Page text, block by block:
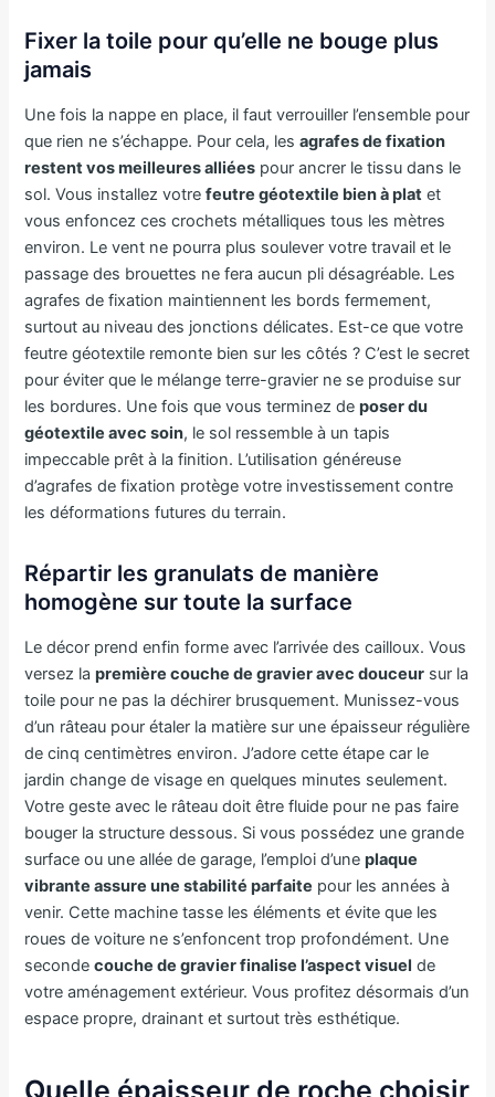
Fixer la toile pour qu’elle ne bouge plus
jamais
Une fois la nappe en place, il faut verrouiller l’ensemble pour
que rien ne s’échappe. Pour cela, lesagrafes de fixation
restent vos meilleures alliées pour ancrer le tissu dans le
sol. Vous installez votrefeutre géotextile bien à plat et
vous enfoncez ces crochets métalliques tous les mètres
environ. Le vent ne pourra plus soulever votre travail et le
passage des brouettes ne fera aucun pli désagréable. Les
agrafes de fixation maintiennent les bords fermement,
surtout au niveau des jonctions délicates. Est-ce que votre
feutre géotextile remonte bien sur les côtés ? C’est le secret
pour éviter que le mélange terre-gravier ne se produise sur
les bordures. Une fois que vous terminez deposer du
géotextile avec soin, le sol ressemble à un tapis
impeccable prêt à la finition. L’utilisation généreuse
d’agrafes de fixation protège votre investissement contre
les déformations futures du terrain.
Répartir les granulats de manière
homogène sur toute la surface
Le décor prend enfin forme avec l’arrivée des cailloux. Vous
versez lapremière couche de gravier avec douceur sur la
toile pour ne pas la déchirer brusquement. Munissez-vous
d’un râteau pour étaler la matière sur une épaisseur régulière
de cinq centimètres environ. J’adore cette étape car le
jardin change de visage en quelques minutes seulement.
Votre geste avec le râteau doit être fluide pour ne pas faire
bouger la structure dessous. Si vous possédez une grande
surface ou une allée de garage, l’emploi d’uneplaque
vibrante assure une stabilité parfaite pour les années à
venir. Cette machine tasse les éléments et évite que les
roues de voiture ne s’enfoncent trop profondément. Une
secondecouche de gravier finalise l’aspect visuel de
votre aménagement extérieur. Vous profitez désormais d’un
espace propre, drainant et surtout très esthétique.